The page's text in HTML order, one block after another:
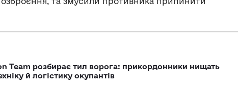
Team розбирає тил ворога: прикордонники нищать
й логістику окупантів